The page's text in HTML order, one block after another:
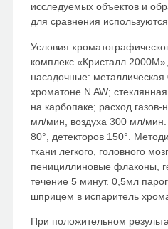
исследуемых объектов и
для сравнения
Условия
комплекс «Кристалл
насадочные:
хроматоне N AW;
на карбопаке; расход
мл/мин, воздуха 300 мл/мин.
80°, детекторов 150°.
ткани легкого, головного
пенициллиновые флаконы,
течение 5 минут. 0,5мл
шприцем в испаритель
При положительном